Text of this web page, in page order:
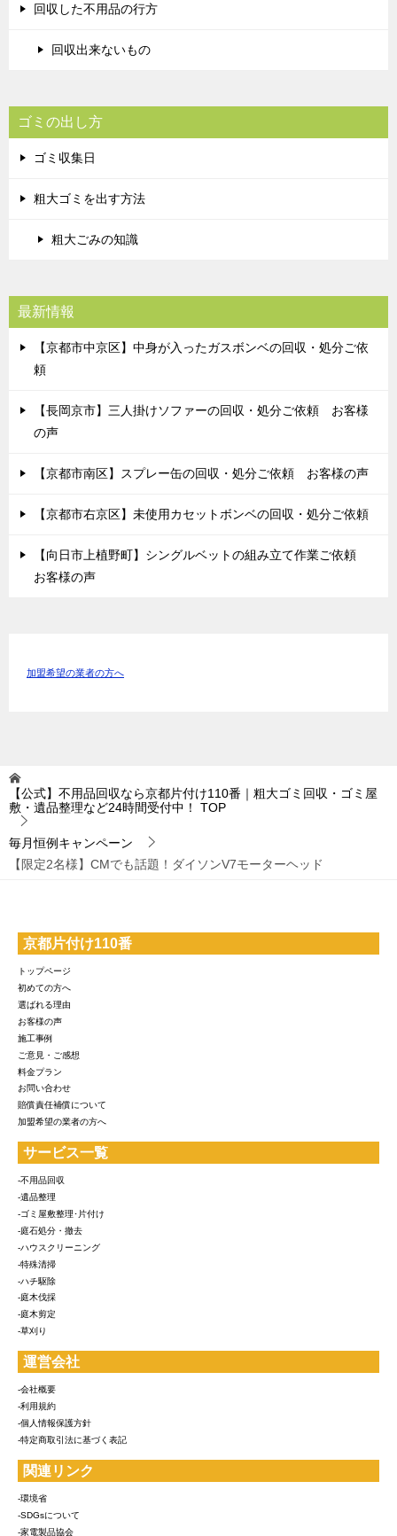
回収した不用品の行方
回収出来ないもの
ゴミの出し方
ゴミ収集日
粗大ゴミを出す方法
粗大ごみの知識
最新情報
【京都市中京区】中身が入ったガスボンベの回収・処分ご依
頼
【長岡京市】三人掛けソファーの回収・処分ご依頼 お客様
の声
【京都市南区】スプレー缶の回収・処分ご依頼 お客様の声
【京都市右京区】未使用カセットボンベの回収・処分ご依頼
【向日市上植野町】シングルベットの組み立て作業ご依頼
お客様の声
加盟希望の業者の方へ
【公式】不用品回収なら京都片付け110番｜粗大ゴミ回収・ゴミ屋
敷・遺品整理など24時間受付中！
TOP
毎月恒例キャンペーン
【限定2名様】CMでも話題！ダイソンV7モーターヘッド
京都片付け110番
トップページ
初めての方へ
選ばれる理由
お客様の声
施工事例
ご意見・ご感想
料金プラン
お問い合わせ
賠償責任補償について
加盟希望の業者の方へ
サービス一覧
-不用品回収
-遺品整理
-ゴミ屋敷整理･片付け
-庭石処分・撤去
-ハウスクリーニング
-特殊清掃
-ハチ駆除
-庭木伐採
-庭木剪定
-草刈り
運営会社
-会社概要
-利用規約
-個人情報保護方針
-特定商取引法に基づく表記
関連リンク
-環境省
-SDGsについて
-家電製品協会